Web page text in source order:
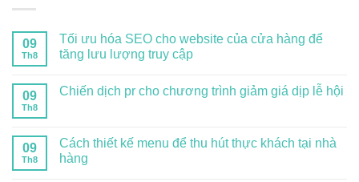
09
Th8
Tối ưu hóa SEO cho website của cửa hàng để
tăng lưu lượng truy cập
09
Th8
Chiến dịch pr cho chương trình giảm giá dịp lễ hội
09
Th8
Cách thiết kế menu để thu hút thực khách tại nhà
hàng